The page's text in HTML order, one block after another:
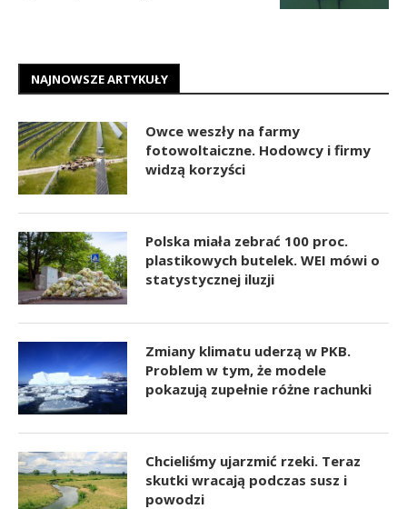
NAJNOWSZE ARTYKUŁY
Owce weszły na farmy
fotowoltaiczne. Hodowcy i firmy
widzą korzyści
Polska miała zebrać 100 proc.
plastikowych butelek. WEI mówi o
statystycznej iluzji
Zmiany klimatu uderzą w PKB.
Problem w tym, że modele
pokazują zupełnie różne rachunki
Chcieliśmy ujarzmić rzeki. Teraz
skutki wracają podczas susz i
powodzi